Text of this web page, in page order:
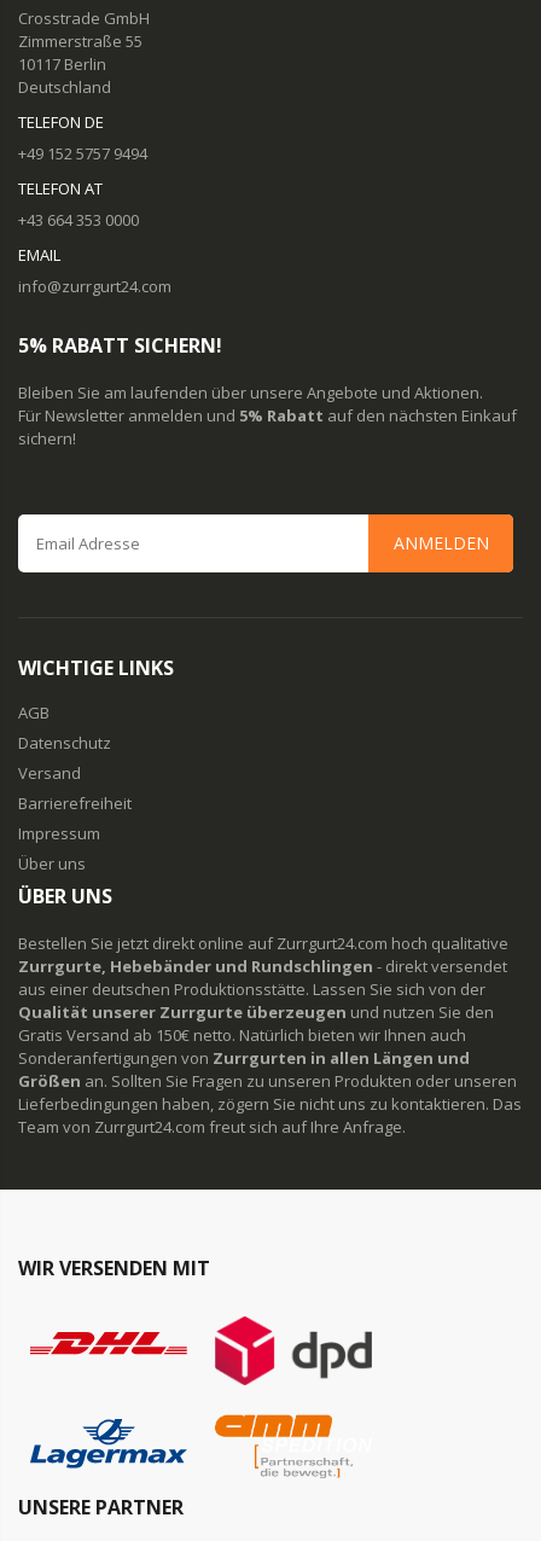
Crosstrade GmbH
Zimmerstraße 55
10117 Berlin
Deutschland
TELEFON DE
+49 152 5757 9494
TELEFON AT
+43 664 353 0000
EMAIL
info@zurrgurt24.com
5% RABATT SICHERN!
Bleiben Sie am laufenden über unsere Angebote und Aktionen.
Für Newsletter anmelden und 5% Rabatt auf den nächsten Einkauf
sichern!
ANMELDEN
WICHTIGE LINKS
AGB
Datenschutz
Versand
Barrierefreiheit
Impressum
Über uns
ÜBER UNS
Bestellen Sie jetzt direkt online auf Zurrgurt24.com hoch qualitative
Zurrgurte, Hebebänder und Rundschlingen - direkt versendet
aus einer deutschen Produktionsstätte. Lassen Sie sich von der
Qualität unserer Zurrgurte überzeugen und nutzen Sie den
Gratis Versand ab 150€ netto. Natürlich bieten wir Ihnen auch
Sonderanfertigungen von Zurrgurten in allen Längen und
Größen an. Sollten Sie Fragen zu unseren Produkten oder unseren
Lieferbedingungen haben, zögern Sie nicht uns zu kontaktieren. Das
Team von Zurrgurt24.com freut sich auf Ihre Anfrage.
WIR VERSENDEN MIT
UNSERE PARTNER